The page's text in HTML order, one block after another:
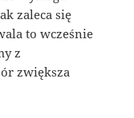
zaleca się
to wcześnie
z
zwiększa